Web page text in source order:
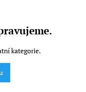
kategorie.